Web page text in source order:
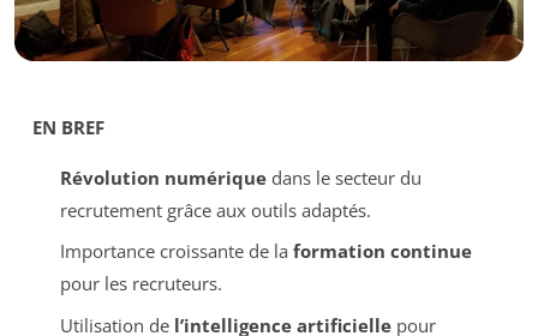
EN BREF
Révolution numériquedans le secteur du
recrutement grâce aux outils adaptés.
Importance croissante de la formation continue
pour les recruteurs.
Utilisation de l’intelligence artificiellepour